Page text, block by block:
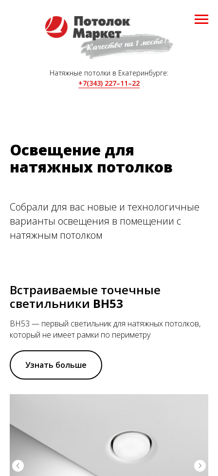
Натяжные потолки в Екатеринбурге:
+7(343) 227–11–22
Освещение для
натяжных потолков
Собрали для вас новые и технологичные
варианты освещения в помещении с
натяжным потолком
Встраиваемые точечные
светильники BH53
BH53 — первый светильник для натяжных потолков,
который не имеет рамки по периметру
Узнать больше